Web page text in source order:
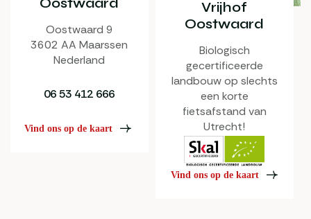
Oostwaard 9
3602 AA Maarssen
Nederland
06 53 412 666
Vind ons op de kaart
Vrijhof
Oostwaard
Biologisch
gecertificeerde
landbouw op slechts
een korte
fietsafstand van
Utrecht!
Vind ons op de kaart